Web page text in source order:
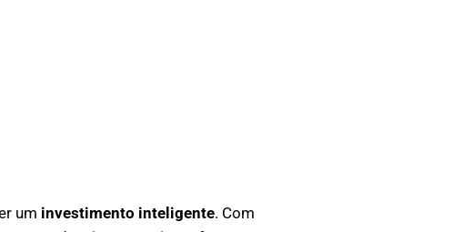
um investimento inteligente. Com